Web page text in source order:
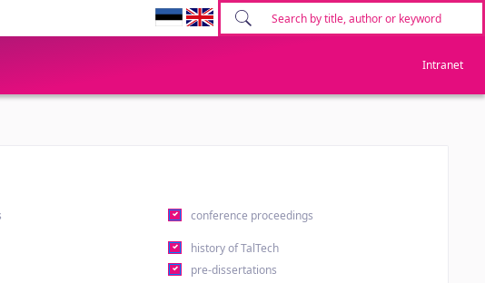
Intranet
conference proceedings
history of TalTech
pre-dissertations